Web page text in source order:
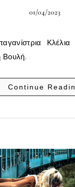
01/04/2023
Βουλή.
Continue